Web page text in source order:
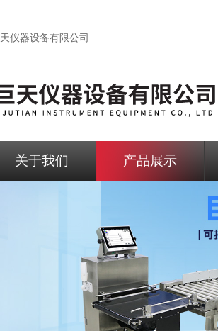
仪器设备有限公司
关于我们 产品展示